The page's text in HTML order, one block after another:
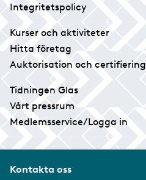
Integritetspolicy
Kurser och aktiviteter
Hitta företag
Auktorisation och certifiering
Tidningen Glas
Vårt pressrum
Medlemsservice/Logga in
Kontakta oss